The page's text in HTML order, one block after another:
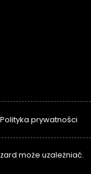
Polityka prywatności
może uzależniać.